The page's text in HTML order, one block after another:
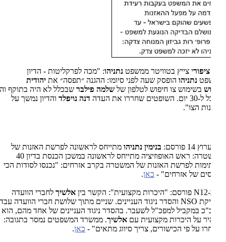
י צייץ בטוויטר ממשפטנתניהו: "מכה לפרקליטות - הדיון
נתניהוהופסק שעה לפני סיומו: ההגנה ״תפסה״ אתיהודית
בשימוש צו חיפוש לטלפון שלשלמה פילברשבכלל לא היה בתוקף והיה
דנה נויפלדוהדיון נמשך על
הצו".
14 פורסם: בנימין נתניהומתייחס לראשונה לפרשת האזנות של
המשטרה: ראש האופוזיציה מתייחס לראשונה במשכן הכנסת בדיון 40
לפרשת האזנות של המשטרה בקרב אזרחים: "נכנסו לסודות הכי
של אזרחים" -כאן.
Nפורסם: "היכרות מקצועית": הקשר ביןאלשיךלחברי הוועדה
NSOוהסדר ניגוד העניינים. שניים מתוך שלושת חברי הוועדה עבדו
במקביל למפכ"ל לשעבר. בהסדר ניגוד העניינים של אחד מהם, הוא
על היכרות מקצועית עםאלשיך. ממשרד המשפטים נמסר בתגובה:
על פי הכישורים, צריך סיווג מתאים" -כאן.